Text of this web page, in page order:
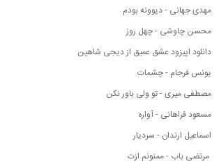
مهدی جهانی - دیوونه بودم
محسن چاوشی - چهل روز
دانلود اپیزود عشق عمیق از دیجی شاهین
یونس فرجام - چشمات
مصطفی میری - تو ولی باور نکن
مسعود فراهانی - آواره
اسماعیل ارندان - سردیار
مرتضی باب - ممنونم ازت